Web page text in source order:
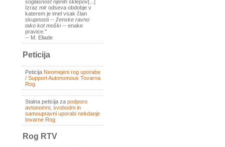
soglasnostnjenih sklepov[...]
Izraz mir odseva obdobje v
katerem je imel vsak član
skupnosti -- ženske ravno
tako kot moški-- enake
pravice."
-- M. Eliade
Peticija
Peticija Neomejeni rog uporabe
/ Support Autonomous Tovarna
Rog
Stalna peticija za podporo
avtonomni, svobodni in
samoupravni uporabi nekdanje
tovarne Rog
Rog RTV